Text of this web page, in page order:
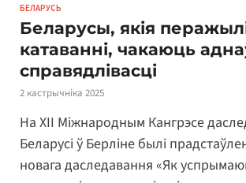
БЕЛАРУСЬ
Беларусы, якія
катаванні, чакаюць
справядлівасці
2 кастрычніка 2025
На ХІІ Міжнародным Кангрэсе
Беларусі ў Берліне былі
новага даследавання «Як